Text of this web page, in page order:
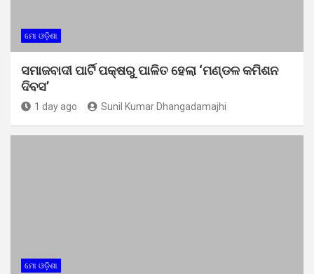
ମୋ ଓଡ଼ିଶା
ସମାଜବାଦୀ ପାର୍ଟି ପକ୍ଷରୁ ପାଳିତ ହେଲା ‘ମଣ୍ଡଳ କମିଶନ
ଦିବସ’
1 day ago Sunil Kumar Dhangadamajhi
ମୋ ଓଡ଼ିଶା